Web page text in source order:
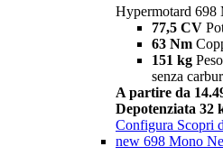
Hypermotard 698
77,5 CV
63 Nm
151 kg
senza
A partire da
Depotenziata 32
Configura Scopri
new 698 Mono